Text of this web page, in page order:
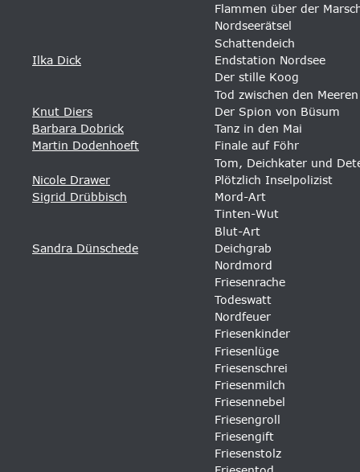
Flammen über der
Nordseerätsel
Schattendeich
Ilka Dick
Endstation Nordsee
Der stille Koog
Tod zwischen den Meeren
Knut Diers
Der Spion von Büsum
Barbara Dobrick
Tanz in den Mai
Martin Dodenhoeft
Finale auf Föhr
Tom, Deichkater und
Nicole Drawer
Plötzlich Inselpolizist
Sigrid Drübbisch
Mord-Art
Tinten-Wut
Blut-Art
Sandra Dünschede
Deichgrab
Nordmord
Friesenrache
Todeswatt
Nordfeuer
Friesenkinder
Friesenlüge
Friesenschrei
Friesenmilch
Friesennebel
Friesengroll
Friesengift
Friesenstolz